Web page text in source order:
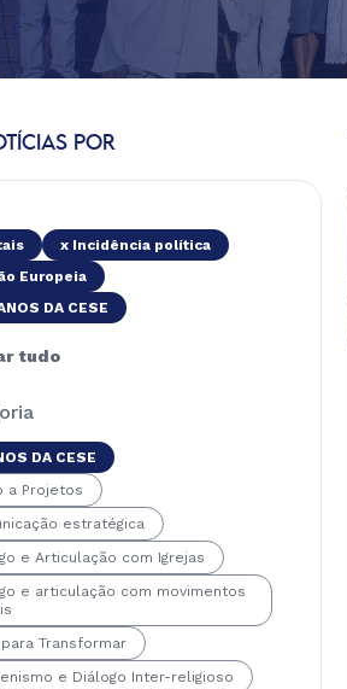
POR
x Incidência política
Europeia
DA CESE
tudo
DA CESE
a Projetos
estratégica
e Articulação com Igrejas
e articulação com movimentos
Transformar
e Diálogo Inter-religioso